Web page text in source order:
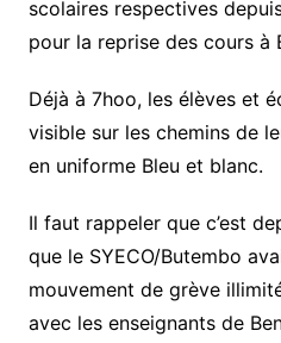
scolaires respectives
pour la reprise des cours à
Déjà à 7hoo, les élèves et
visible sur les chemins de
en uniforme Bleu et blanc.
Il faut rappeler que c’est
que le SYECO/Butembo
mouvement de grève
avec les enseignants de